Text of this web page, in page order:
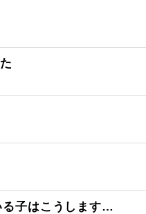
子はこうします…